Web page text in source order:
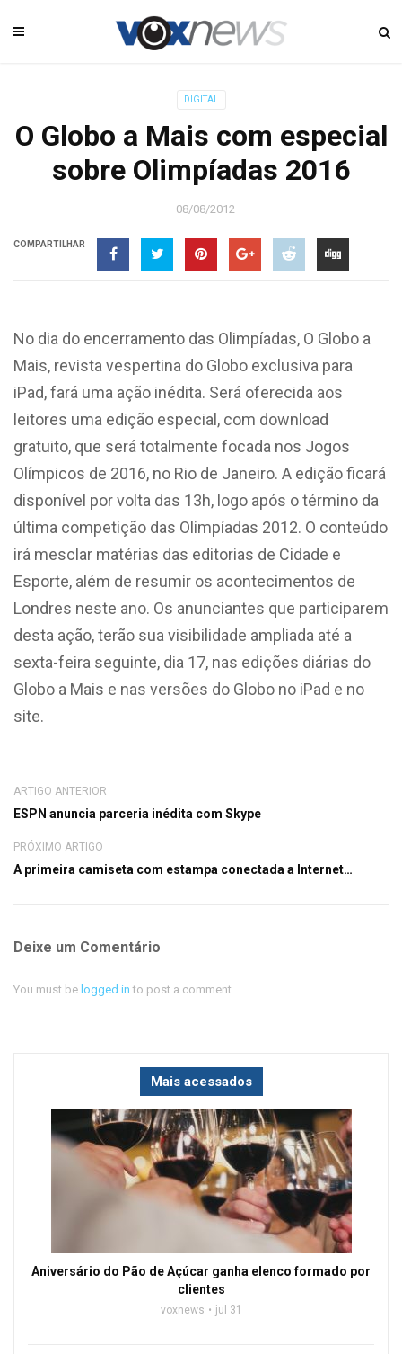
DIGITAL
O Globo a Mais com especial
sobre Olimpíadas 2016
08/08/2012
COMPARTILHAR
No dia do encerramento das Olimpíadas, O Globo a
Mais, revista vespertina do Globo exclusiva para
iPad, fará uma ação inédita. Será oferecida aos
leitores uma edição especial, com download
gratuito, que será totalmente focada nos Jogos
Olímpicos de 2016, no Rio de Janeiro. A edição ficará
disponível por volta das 13h, logo após o término da
última competição das Olimpíadas 2012. O conteúdo
irá mesclar matérias das editorias de Cidade e
Esporte, além de resumir os acontecimentos de
Londres neste ano. Os anunciantes que participarem
desta ação, terão sua visibilidade ampliada até a
sexta-feira seguinte, dia 17, nas edições diárias do
Globo a Mais e nas versões do Globo no iPad e no
site.
ARTIGO ANTERIOR
ESPN anuncia parceria inédita com Skype
PRÓXIMO ARTIGO
A primeira camiseta com estampa conectada a Internet…
Deixe um Comentário
You must be logged in to post a comment.
Mais acessados
Aniversário do Pão de Açúcar ganha elenco formado por
clientes
voxnews jul 31